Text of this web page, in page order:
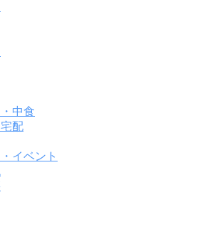
中食
配
イベント